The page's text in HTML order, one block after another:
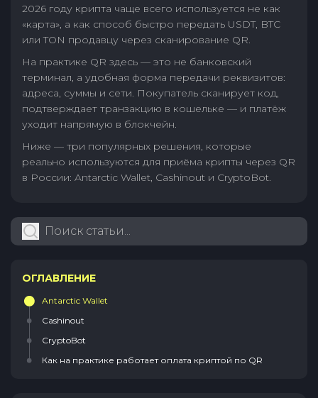
2026 году крипта чаще всего используется не как
«карта», а как способ быстро передать USDT, BTC
или TON продавцу через сканирование QR.
На практике QR здесь — это не банковский
терминал, а удобная форма передачи реквизитов:
адреса, суммы и сети. Покупатель сканирует код,
подтверждает транзакцию в кошельке — и платёж
уходит напрямую в блокчейн.
Ниже — три популярных решения, которые
реально используются для приёма крипты через QR
в России: Antarctic Wallet, Cashinout и CryptoBot.
ОГЛАВЛЕНИЕ
Antarctic Wallet
Cashinout
CryptoBot
Как на практике работает оплата криптой по QR